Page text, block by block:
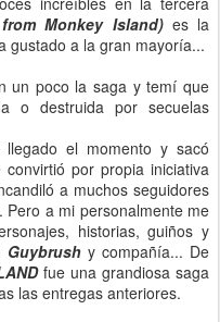
Monkey Island) es la
gustado a la gran mayoría...
un poco la saga y temí que
o destruida por secuelas
el momento y sacó
convirtió por propia iniciativa
a muchos seguidores
a mi personalmente me
historias, guiños y
Guybrush y compañía... De
fue una grandiosa saga
las entregas anteriores.